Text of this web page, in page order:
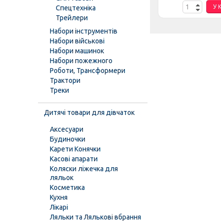
У КОШИК У
Спецтехніка
Трейлери
Набори інструментів
Набори військові
Набори машинок
Набори пожежного
Роботи, Трансформери
Трактори
Треки
Дитячі товари для дівчаток
Аксесуари
Будиночки
Карети Конячки
Касові апарати
Коляски ліжечка для
ляльок
Косметика
Кухня
Лікарі
Ляльки та Лялькові вбрання